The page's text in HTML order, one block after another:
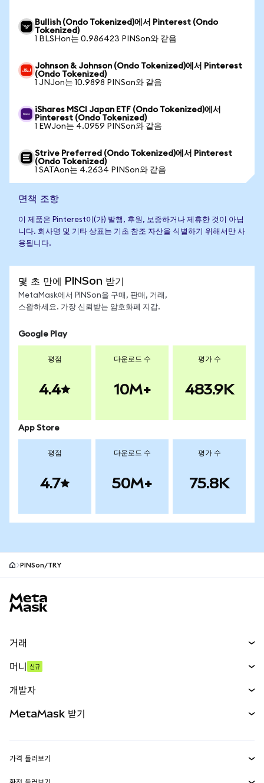
Bullish (Ondo Tokenized)에서 Pinterest (Ondo
Tokenized)
1 BLSHon는 0.986423 PINSon와 같음
Johnson & Johnson (Ondo Tokenized)에서 Pinterest
(Ondo Tokenized)
1 JNJon는 10.9898 PINSon와 같음
iShares MSCI Japan ETF (Ondo Tokenized)에서
Pinterest (Ondo Tokenized)
1 EWJon는 4.0959 PINSon와 같음
Strive Preferred (Ondo Tokenized)에서 Pinterest
(Ondo Tokenized)
1 SATAon는 4.2634 PINSon와 같음
면책 조항
이 제품은 Pinterest이(가) 발행, 후원, 보증하거나 제휴한 것이 아닙
니다. 회사명 및 기타 상표는 기초 참조 자산을 식별하기 위해서만 사
용됩니다.
몇 초 만에 PINSon 받기
MetaMask에서 PINSon을 구매, 판매, 거래,
스왑하세요. 가장 신뢰받는 암호화폐 지갑.
Google Play
평점
4.4
다운로드 수
10M+
평가 수
483.9K
App Store
평점
4.7
다운로드 수
50M+
평가 수
75.8K
PINSon/TRY
거래
무기한 선물
실물자산
머니 신규
개발자
MetaMask 받기
가격 둘러보기